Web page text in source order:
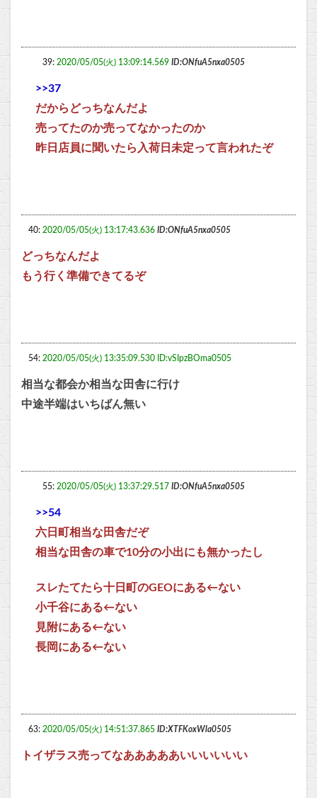
39: 2020/05/05(火) 13:09:14.569 ID:ONfuA5nxa0505
>>37
だからどっちなんだよ
売ってたのか売ってなかったのか
昨日店員に聞いたら入荷日未定って言われたぞ
40: 2020/05/05(火) 13:17:43.636 ID:ONfuA5nxa0505
どっちなんだよ
もう行く準備できてるぞ
54: 2020/05/05(火) 13:35:09.530 ID:vSIpzBOma0505
相当な都会か相当な田舎に行け
中途半端はいちばん無い
55: 2020/05/05(火) 13:37:29.517 ID:ONfuA5nxa0505
>>54
六日町相当な田舎だぞ
相当な田舎の車で10分の小出にも無かったし
スレたてたら十日町のGEOにある←ない
小千谷にある←ない
見附にある←ない
長岡にある←ない
63: 2020/05/05(火) 14:51:37.865 ID:XTFKoxWla0505
トイザラス売ってなあああああいいいいいい